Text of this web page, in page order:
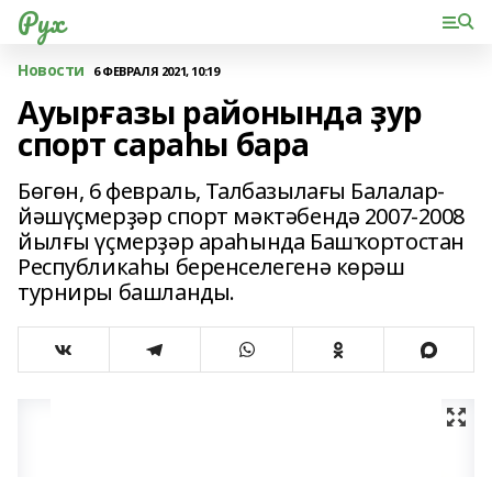
Рух
Новости 6 ФЕВРАЛЯ 2021, 10:19
Ауырғазы районында ҙур
спорт сараһы бара
Бөгөн, 6 февраль, Талбазылағы Балалар-
йәшүҫмерҙәр спорт мәктәбендә 2007-2008
йылғы үҫмерҙәр араһында Башҡортостан
Республикаһы беренселегенә көрәш
турниры башланды.